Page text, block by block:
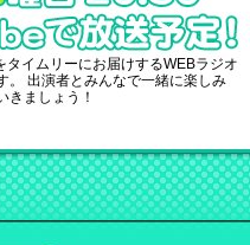
タイムリーにお届けするWEBラジオ
。 出演者とみんなで一緒に楽しみ
きましょう！